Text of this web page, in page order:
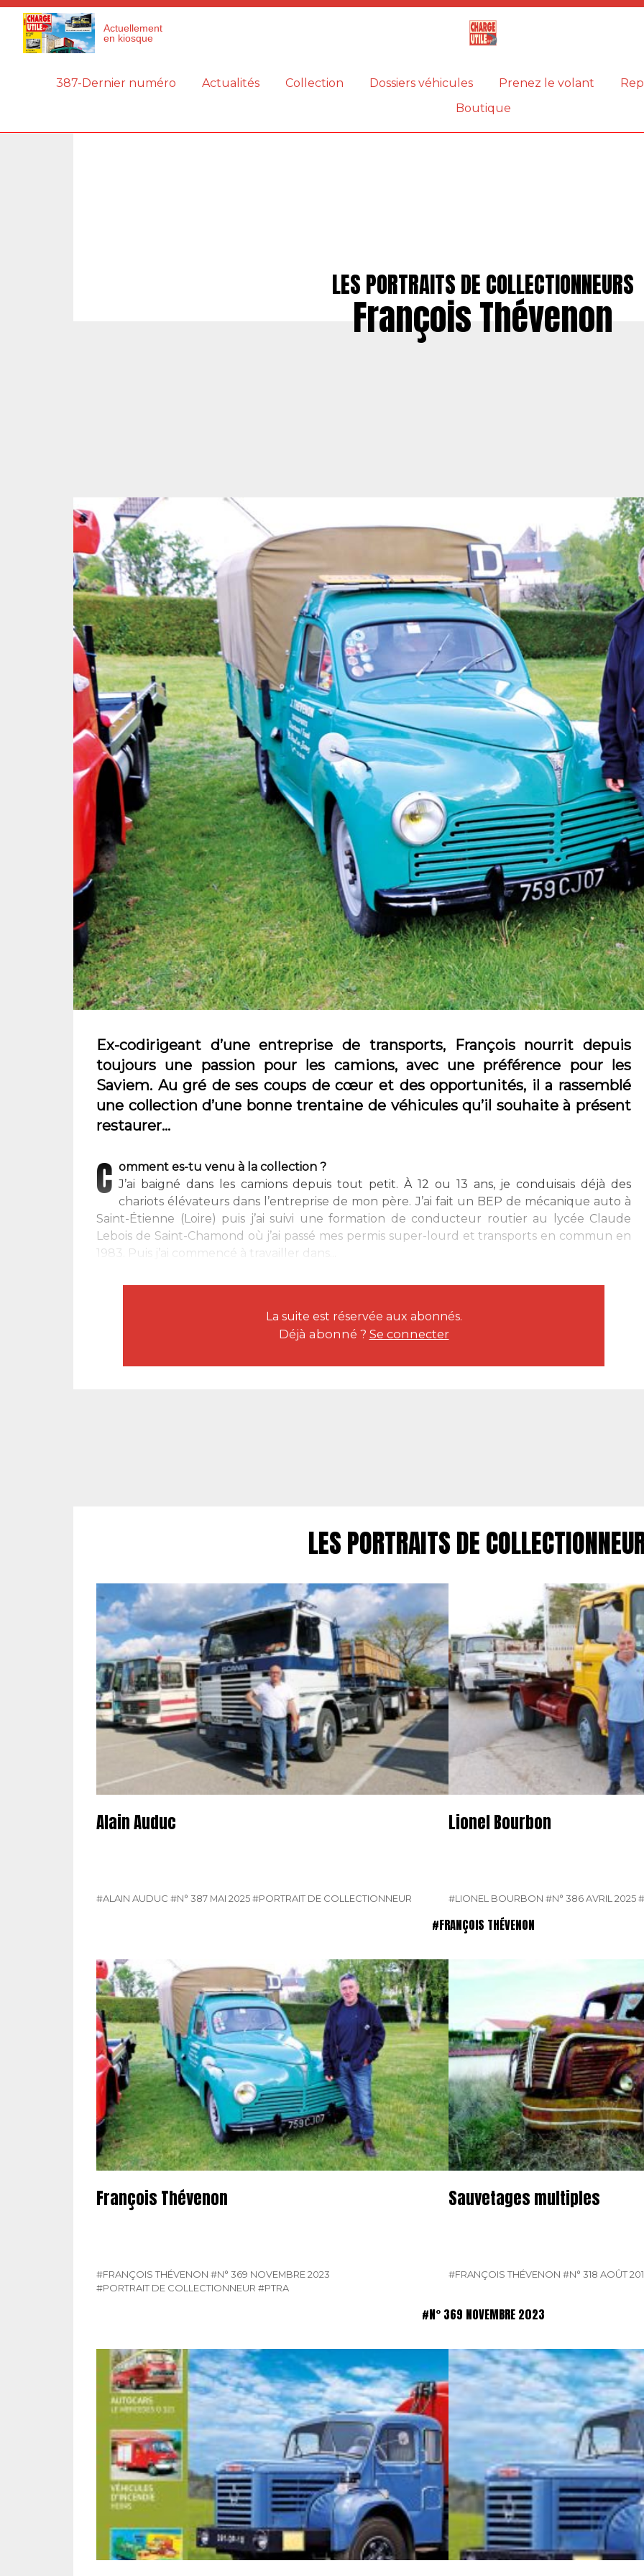
Actuellement
en kiosque
387-Dernier numéro Actualités Collection Dossiers véhicules Prenez le volant
Boutique
LES PORTRAITS DE COLLECTIONNEURS
François Thévenon
Ex-codirigeant d’une entreprise de transports, François nourrit depuis
toujours une passion pour les camions, avec une préférence pour les
Saviem. Au gré de ses coups de cœur et des opportunités, il a rassemblé
une collection d’une bonne trentaine de véhicules qu’il souhaite à présent
restaurer…
C omment es-tu venu à la collection ?
J’ai baigné dans les camions depuis tout petit. À 12 ou 13 ans, je conduisais déjà des
chariots élévateurs dans l’entreprise de mon père. J’ai fait un BEP de mécanique auto à
Saint-Étienne (Loire) puis j’ai suivi une formation de conducteur routier au lycée Claude
Lebois de Saint-Chamond où j’ai passé mes permis super-lourd et transports en commun en
1983. Puis j’ai commencé à travailler dans...
La suite est réservée aux abonnés.
Déjà abonné ? Se connecter
LES PORTRAITS DE
Alain Auduc
#ALAIN AUDUC #N° 387 MAI 2025#PORTRAIT DE COLLECTIONNEUR
Lionel Bourbon
#LIONEL BOURBON #N° 386 AVRIL 2025
#FRANÇOIS THÉVENON
François Thévenon
#FRANÇOIS THÉVENON #N° 369 NOVEMBRE 2023
#PORTRAIT DE COLLECTIONNEUR #PTRA
Sauvetages multiples
#FRANÇOIS THÉVENON #N° 318 AOÛT
#N° 369 NOVEMBRE 2023
Panneau de gestion des cookies